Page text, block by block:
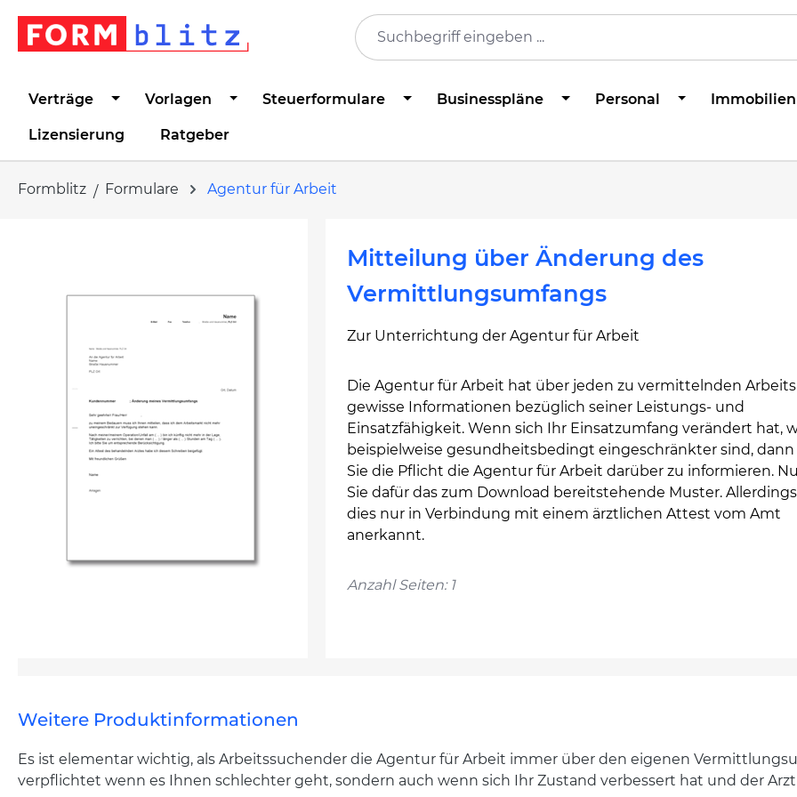
Zur Hauptnavigation springen
Verträge Vorlagen Steuerformulare Businesspläne Personal Immobilien
Lizensierung Ratgeber
Formblitz Formulare Agentur für Arbeit
Mitteilung über Änderung des
Vermittlungsumfangs
Zur Unterrichtung der Agentur für Arbeit
Die Agentur für Arbeit hat über jeden zu vermittelnden
gewisse Informationen bezüglich seiner Leistungs- und
Einsatzfähigkeit. Wenn sich Ihr Einsatzumfang verändert hat,
beispielweise gesundheitsbedingt eingeschränkter sind, dann
Sie die Pflicht die Agentur für Arbeit darüber zu informieren.
Sie dafür das zum Download bereitstehende Muster.
dies nur in Verbindung mit einem ärztlichen Attest vom Amt
anerkannt.
Anzahl Seiten: 1
Weitere Produktinformationen
Es ist elementar wichtig, als Arbeitssuchender die Agentur für Arbeit immer über den eigenen
verpflichtet wenn es Ihnen schlechter geht, sondern auch wenn sich Ihr Zustand verbessert hat und der